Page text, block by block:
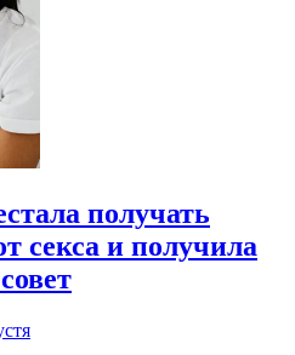
получать
секса и получила